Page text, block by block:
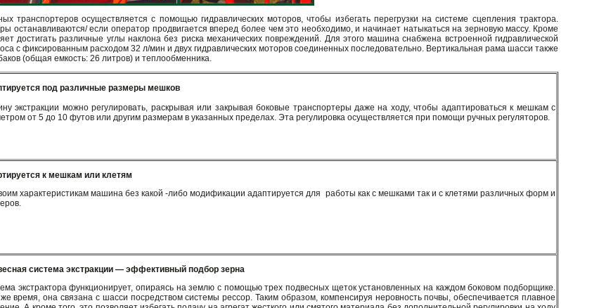
транспортеров осуществляется с помощью гидравлических моторов, чтобы избегать перегрузки на системе сцепления трактора.
останавливаются/ если оператор продвигается вперед более чем это необходимо, и начинает натыкаться на зерновую массу. Кроме
достигать различные углы наклона без риска механических повреждений. Для этого машина снабжена встроенной гидравлической
с фиксированным расходом 32 л/мин и двух гидравлических моторов соединенных последовательно. Вертикальная рама шасси также
(общая емкость: 26 литров) и теплообменника.
под различные размеры мешков
экстракции можно регулировать, раскрывая или закрывая боковые транспортеры даже на ходу, чтобы адаптироваться к мешкам с
от 5 до 10 футов или другим размерам в указанных пределах. Эта регулировка осуществляется при помощи ручных регуляторов.
к мешкам или клетям
характеристикам машина без какой -либо модификации адаптируется для работы как с мешками так и с клетями различных форм и
система экстракции — эффективный подбор зерна
экстрактора функционирует, опираясь на землю с помощью трех подвесных щеток установленных на каждом боковом подборщике.
время, она связана с шасси посредством системы рессор. Таким образом, компенсируя неровность почвы, обеспечивается плавное